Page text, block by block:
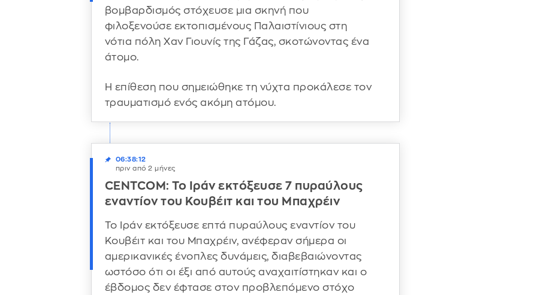
βομβαρδισμός στόχευσε μια σκηνή που
φιλοξενούσε εκτοπισμένους Παλαιστίνιους στη
νότια πόλη Χαν Γιουνίς της Γάζας, σκοτώνοντας ένα
άτομο.
Η επίθεση που σημειώθηκε τη νύχτα προκάλεσε τον
τραυματισμό ενός ακόμη ατόμου.
06:38:12
πριν από 2 μήνες
CENTCOM: Το Ιράν εκτόξευσε 7 πυραύλους
εναντίον του Κουβέιτ και του Μπαχρέιν
Το Ιράν εκτόξευσε επτά πυραύλους εναντίον του
Κουβέιτ και του Μπαχρέιν, ανέφεραν σήμερα οι
αμερικανικές ένοπλες δυνάμεις, διαβεβαιώνοντας
ωστόσο ότι οι έξι από αυτούς αναχαιτίστηκαν και ο
έβδομος δεν έφτασε στον προβλεπόμενο στόχο